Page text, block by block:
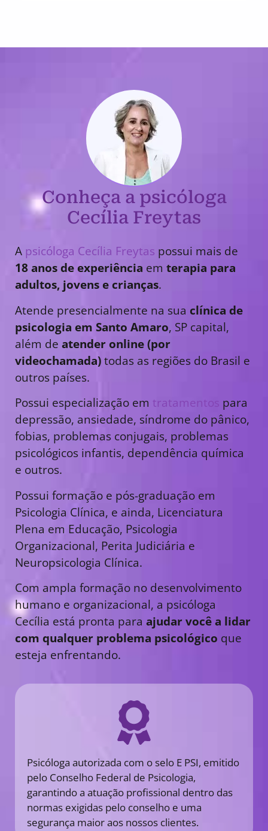
Conheça a psicóloga
Cecília Freytas
A psicóloga Cecília Freytas possui mais de
18 anos de experiência em terapia para
adultos, jovens e crianças.
Atende presencialmente na sua clínica de
psicologia em Santo Amaro, SP capital,
além de atender online (por
videochamada)todas as regiões do Brasil e
outros países.
Possui especialização em tratamentos para
depressão, ansiedade, síndrome do pânico,
fobias, problemas conjugais, problemas
psicológicos infantis, dependência química
e outros.
Possui formação e pós-graduação em
Psicologia Clínica, e ainda, Licenciatura
Plena em Educação, Psicologia
Organizacional, Perita Judiciária e
Neuropsicologia Clínica.
Com ampla formação no desenvolvimento
humano e organizacional, a psicóloga
Cecília está pronta para ajudar você a lidar
com qualquer problema psicológico que
esteja enfrentando.
Psicóloga autorizada com o selo E PSI, emitido
pelo Conselho Federal de Psicologia,
garantindo a atuação profissional dentro das
normas exigidas pelo conselho e uma
segurança maior aos nossos clientes.